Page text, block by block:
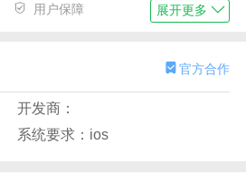
动？
户所在位置推荐附近的活动，
查看具体信息，并选择参与。在
用户保障 展开更多
官方合作
开发商：
系统要求：ios